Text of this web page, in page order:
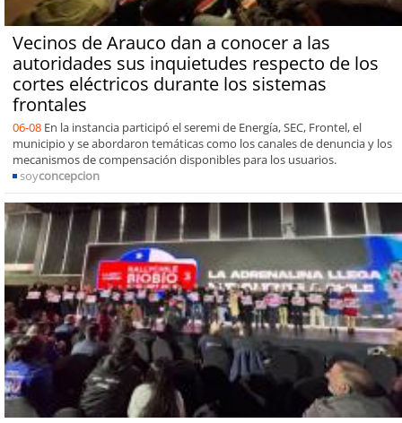
Vecinos de Arauco dan a conocer a las
autoridades sus inquietudes respecto de los
cortes eléctricos durante los sistemas
frontales
06-08 En la instancia participó el seremi de Energía, SEC, Frontel, el
municipio y se abordaron temáticas como los canales de denuncia y los
mecanismos de compensación disponibles para los usuarios.
soyconcepcion